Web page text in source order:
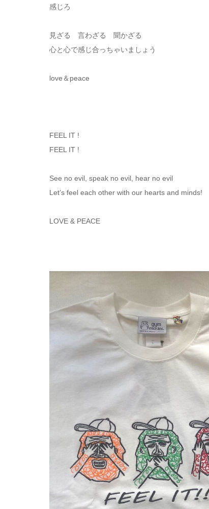
感じろ
見ざる 言わざる 聞かざる
心と心で感じ合っちゃいましょう
love＆peace
FEEL IT !
FEEL IT !
See no evil, speak no evil, hear no evil
Let’s feel each other with our hearts and minds!
LOVE & PEACE